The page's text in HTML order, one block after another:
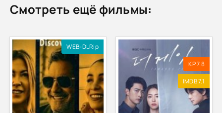
Смотреть ещё фильмы:
WEB-DLRip
KP 7.8
IMDB 7.1